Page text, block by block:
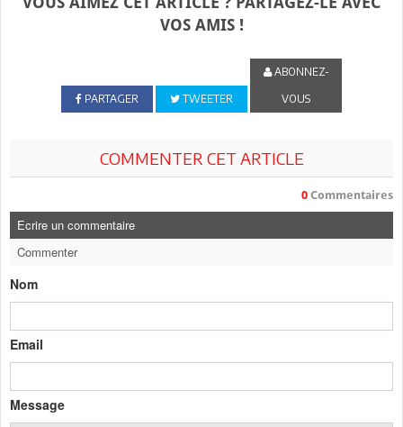
VOS AMIS !
PARTAGER TWEETER
ABONNEZ-
VOUS
COMMENTER CET ARTICLE
0 Commentaires
Ecrire un commentaire
Commenter
Nom
Email
Message